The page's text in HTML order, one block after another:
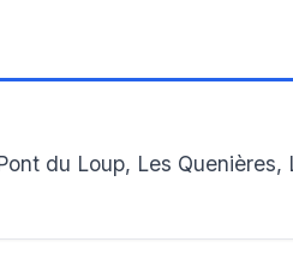
du Loup, Les Quenières,